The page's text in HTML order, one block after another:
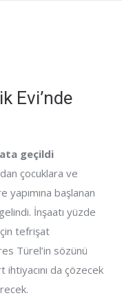
Evi’nde
geçildi
çocuklara ve
başlanan
İnşaatı yüzde
tefrişat
Türel’in sözünü
da çözecek